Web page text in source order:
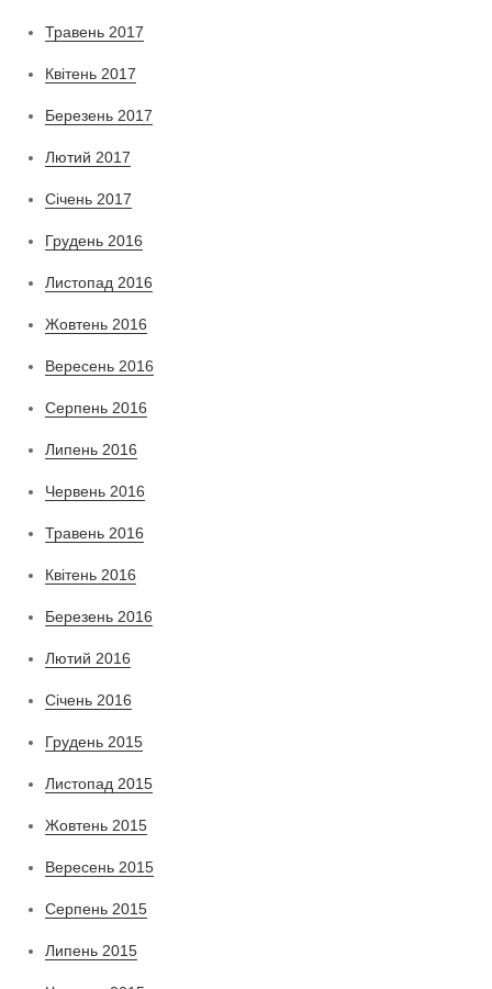
Травень 2017
Квітень 2017
Березень 2017
Лютий 2017
Січень 2017
Грудень 2016
Листопад 2016
Жовтень 2016
Вересень 2016
Серпень 2016
Липень 2016
Червень 2016
Травень 2016
Квітень 2016
Березень 2016
Лютий 2016
Січень 2016
Грудень 2015
Листопад 2015
Жовтень 2015
Вересень 2015
Серпень 2015
Липень 2015